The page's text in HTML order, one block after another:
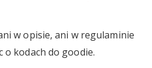
w opisie, ani w regulaminie
o kodach do goodie.